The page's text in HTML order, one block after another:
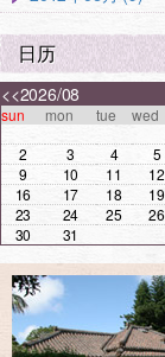
日历
<<2026/08
sun mon tue wed
2
3 4 5
9
10 11 12
16
17 18 19
23
24 25 26
30
31